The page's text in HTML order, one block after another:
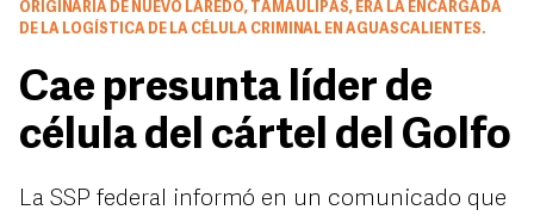
ORIGINARIA DE NUEVO LAREDO, TAMAULIPAS, ERA LA ENCARGADA
DE LA LOGÍSTICA DE LA CÉLULA CRIMINAL EN AGUASCALIENTES.
Cae presunta líder de
célula del cártel del Golfo
La SSP federal informó en un comunicado que